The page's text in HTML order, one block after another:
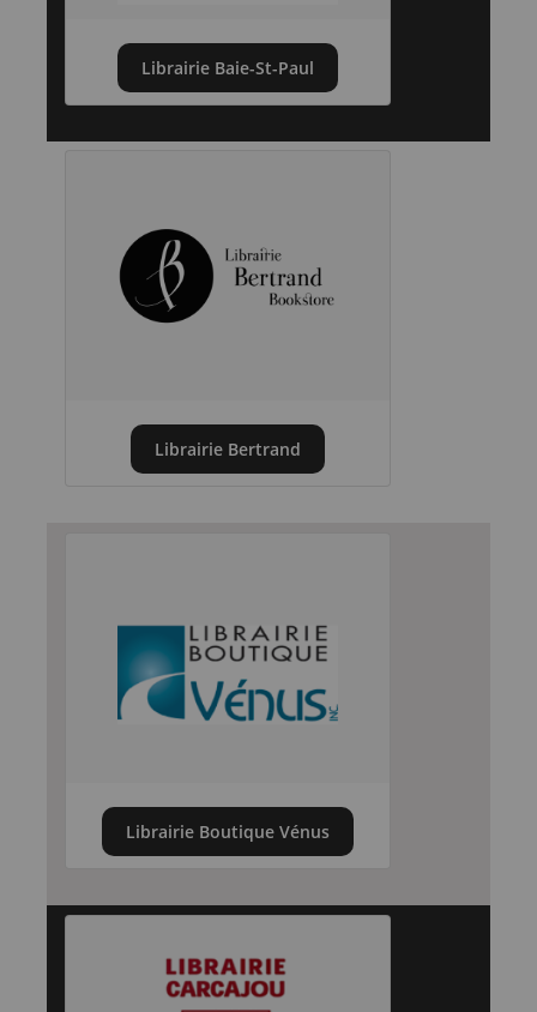
Librairie Baie-St-Paul
Librairie Bertrand
Librairie Boutique Vénus